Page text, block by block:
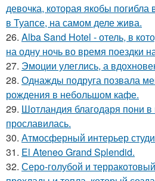
девочка, которая якобы
в Туапсе, на самом деле жива.
26. Alba Sand Hotel - отель, в
на одну ночь во время поездки
27. Эмоции улеглись, а
28. Однажды подруга позвала
рождения в небольшом кафе.
29. Шотландия благодаря пони в
прославилась.
30. Атмосферный интерьер
31. El Ateneo Grand Splendid.
32. Серо-голубой и